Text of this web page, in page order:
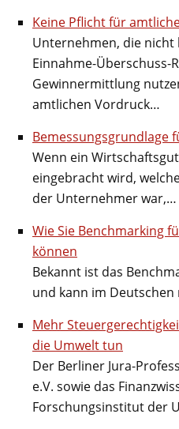
Keine Pflicht für
Unternehmen, die
Einnahme-Überschuss-
Gewinnermittlung
amtlichen Vordruck…
Bemessungsgrundlage
Wenn ein
eingebracht wird,
der Unternehmer war,…
Wie Sie Benchmarking
können
Bekannt ist das
und kann im
Mehr
die Umwelt tun
Der Berliner Jura-
e.V. sowie das
Forschungsinstitut der